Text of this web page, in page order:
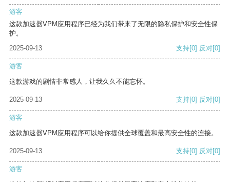
游客
这款加速器VPM应用程序已经为我们带来了无限的隐私保护和安全性保
护。
2025-09-13
支持[0] 反对[0]
游客
这款游戏的剧情非常感人，让我久久不能忘怀。
2025-09-13 支持[0] 反对[0]
游客
这款加速器VPM应用程序可以给你提供全球覆盖和最高安全性的连接。
2025-09-13 支持[0] 反对[0]
游客